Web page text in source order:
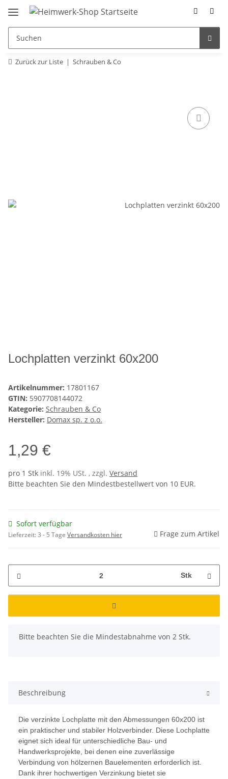
Zurück zur Liste Schrauben & Co
Lochplatten verzinkt 60x200
Artikelnummer: 17801167
GTIN: 5907708144072
Kategorie: Schrauben & Co
Hersteller: Domax sp. z o.o.
1,29 €
pro 1 Stk inkl. 19% USt. , zzgl. Versand
Bitte beachten Sie den Mindestbestellwert von 10 EUR.
Sofort verfügbar
Lieferzeit:3 - 5 Tage Versandkosten hier Frage zum Artikel
Stk
x
Bitte beachten Sie die Mindestabnahme von 2 Stk.
Beschreibung
Die verzinkte Lochplatte mit den Abmessungen 60x200 ist
ein praktischer und stabiler Holzverbinder. Diese Lochplatte
eignet sich ideal für unterschiedliche Bau- und
Handwerksprojekte, bei denen eine zuverlässige
Verbindung von hölzernen Bauelementen erforderlich ist.
Dank ihrer hochwertigen Verzinkung bietet sie